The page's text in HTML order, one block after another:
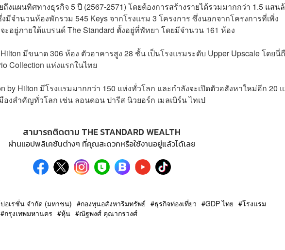
ถึงแผนทิศทางธุรกิจ 5 ปี (2567-2571) โดยต้องการสร้างรายได้รวมมากกว่า 1.5 แสน
จำนวนห้องพักรวม 545 Keys จากโรงแรม 3 โครงการ ซึ่งนอกจากโครงการที่เพิ่ง
อยู่ภายใต้แบรนด์ The Standard ตั้งอยู่ที่พัทยา โดยมีจำนวน 161 ห้อง
มีขนาด 306 ห้อง ตัวอาคารสูง 28 ชั้น เป็นโรงแรมระดับ Upper Upscale โดยนี่
Collection แห่งแรกในไทย
by Hilton มีโรงแรมมากกว่า 150 แห่งทั่วโลก และกำลังจะเปิดตัวอสังหาใหม่อีก 20
องสำคัญทั่วโลก เช่น ลอนดอน ปารีส นิวยอร์ก เมลเบิร์น ไทเป
สามารถติดตาม THE STANDARD WEALTH
ผ่านแอปพลิเคชันต่างๆ ที่คุณสะดวกหรือใช้งานอยู่แล้วได้เลย
อเรชั่น จำกัด (มหาชน) กองทุนอสังหาริมทรัพย์ ธุรกิจท่องเที่ยว GDP ไทย
โรงแรม
กรุงเทพมหานคร หุ้น ณัฐพงศ์ คุณากรวงศ์